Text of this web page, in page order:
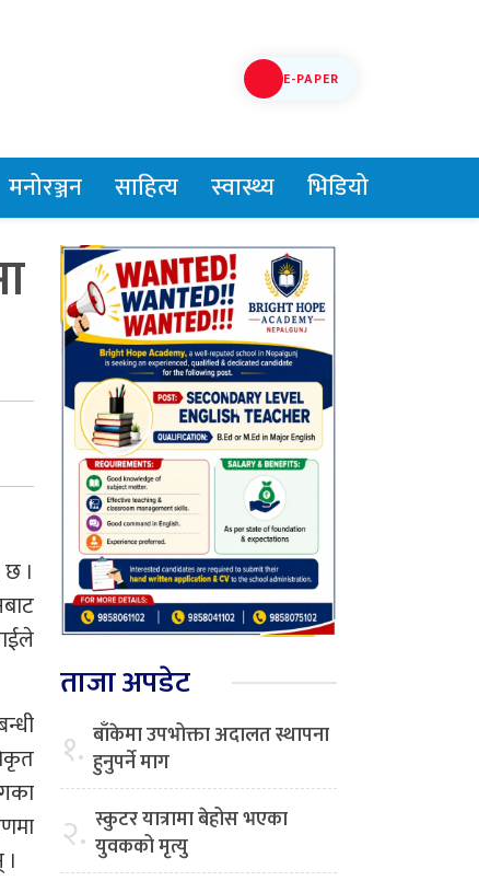
E-PAPER
मनोरञ्जन साहित्य स्वास्थ्य भिडियो
।
ताजा अपडेट
१. बाँकेमा उपभोक्ता अदालत स्थापना
हुनुपर्ने माग
२. स्कुटर यात्रामा बेहोस भएका
युवकको मृत्यु